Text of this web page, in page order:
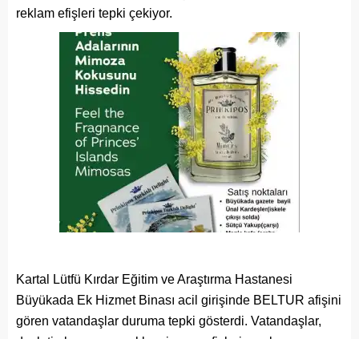
reklam efişleri tepki çekiyor.
Kartal Lütfü Kırdar Eğitim ve Araştırma Hastanesi
Büyükada Ek Hizmet Binası acil girişinde BELTUR afişini
gören vatandaşlar duruma tepki gösterdi. Vatandaşlar,